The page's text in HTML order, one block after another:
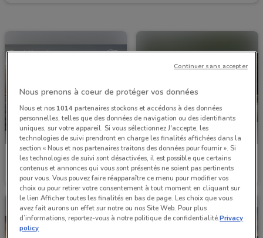
Ford
Valable jusqu'au 30/09 4.2 km
Ford
Valable jusqu'au 31/12
Nous prenons à coeur de protéger vos données
Nous et nos 1014partenaires stockons et accédons à des données
personnelles, telles que des données de navigation ou des identifiants
uniques, sur votre appareil. Si vous sélectionnez J'accepte, les
technologies de suivi prendront en charge les finalités affichées dans la
section « Nous et nos partenaires traitons des données pour fournir ». Si
les technologies de suivi sont désactivées, il est possible que certains
contenus et annonces qui vous sont présentés ne soient pas pertinents
pour vous. Vous pouvez faire réapparaître ce menu pour modifier vos
choix ou pour retirer votre consentement à tout moment en cliquant sur
le lien Afficher toutes les finalités en bas de page. Les choix que vous
avez fait aurons un effet sur notre ou nos Site Web. Pour plus
d’informations, reportez-vous à notre politique de confidentialité.Privacy
policy
Continuer sans accepter